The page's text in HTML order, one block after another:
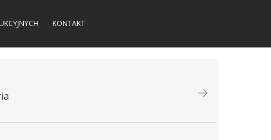
KONTAKT